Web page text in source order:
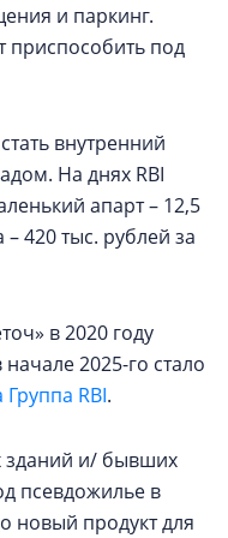
и паркинг.
приспособить под
внутренний
На днях RBI
апарт – 12,5
420 тыс. рублей за
в 2020 году
2025-го стало
RBI.
зданий и/ бывших
псевдожилье в
новый продукт для